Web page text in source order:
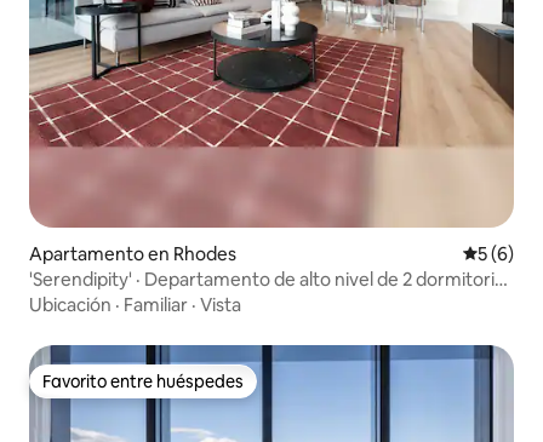
Apartamento en Rhodes
5 (6)
'Serendipity' · Departamento de alto nivel de 2 dormitorios
en Rodas
Ubicación · Familiar · Vista
Favorito entre huéspedes
Favorito entre huéspedes